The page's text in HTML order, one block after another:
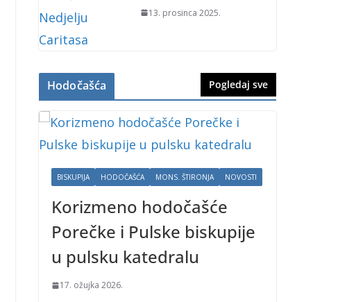
13. prosinca 2025.
Hodočašća Pogledaj sve
BISKUPIJA HODOČAŠĆA MONS. ŠTIRONJA NOVOSTI
Korizmeno hodočašće
Porečke i Pulske biskupije
u pulsku katedralu
17. ožujka 2026.